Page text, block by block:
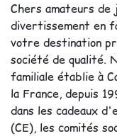
Chers amateurs de
divertissement en
votre destination
société de qualité.
familiale établie à
la France, depuis
dans les cadeaux
(CE), les comités